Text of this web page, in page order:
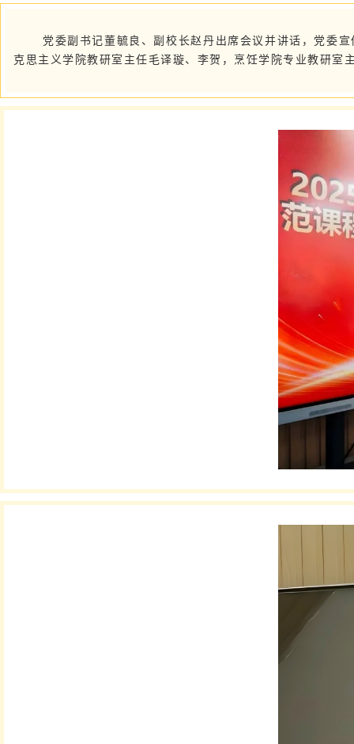
党委副书记董毓良、副校长赵丹出席会议并讲话，党委
克思主义学院教研室主任毛译璇、李贺，烹饪学院专业教研